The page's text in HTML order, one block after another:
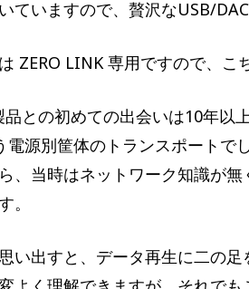
ていますので、贅沢なUSB/
ZERO LINK 専用ですので、こ
品との初めての出会いは10年以
電源別筐体のトランスポートでし
、当時はネットワーク知識が
。
い出すと、データ再生に二の足